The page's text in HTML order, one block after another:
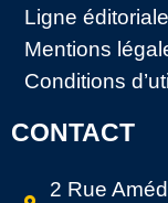
Ligne éditoriale
Mentions
Conditions
CONTACT
2 Rue